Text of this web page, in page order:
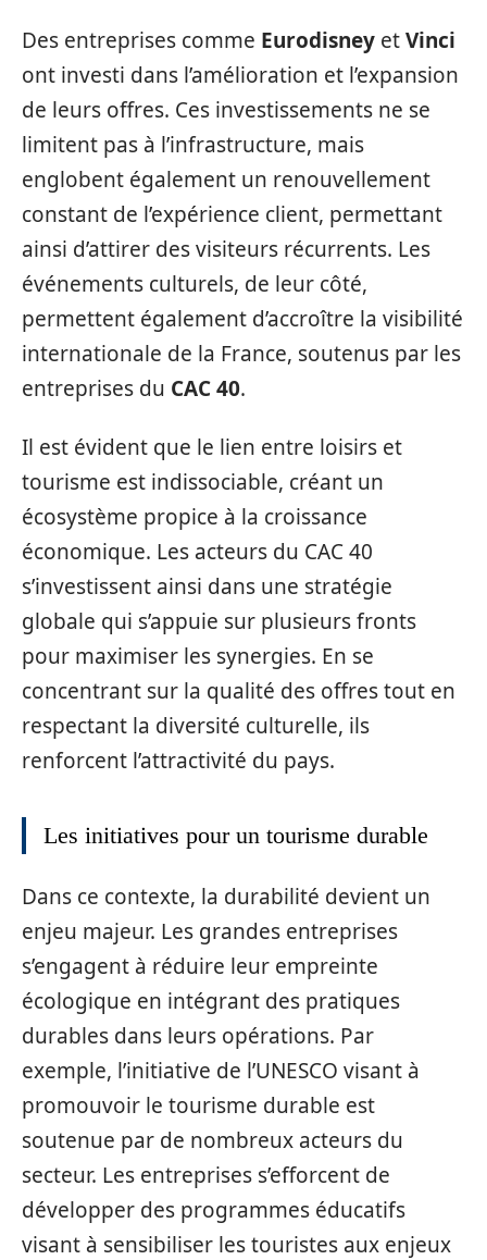
Des entreprises comme Eurodisney etVinci
ont investi dans l’amélioration et l’expansion
de leurs offres. Ces investissements ne se
limitent pas à l’infrastructure, mais
englobent également un renouvellement
constant de l’expérience client, permettant
ainsi d’attirer des visiteurs récurrents. Les
événements culturels, de leur côté,
permettent également d’accroître la visibilité
internationale de la France, soutenus par les
entreprises du CAC 40.
Il est évident que le lien entre loisirs et
tourisme est indissociable, créant un
écosystème propice à la croissance
économique. Les acteurs du CAC 40
s’investissent ainsi dans une stratégie
globale qui s’appuie sur plusieurs fronts
pour maximiser les synergies. En se
concentrant sur la qualité des offres tout en
respectant la diversité culturelle, ils
renforcent l’attractivité du pays.
Les initiatives pour un tourisme durable
Dans ce contexte, la durabilité devient un
enjeu majeur. Les grandes entreprises
s’engagent à réduire leur empreinte
écologique en intégrant des pratiques
durables dans leurs opérations. Par
exemple, l’initiative de l’UNESCO visant à
promouvoir le tourisme durable est
soutenue par de nombreux acteurs du
secteur. Les entreprises s’efforcent de
développer des programmes éducatifs
visant à sensibiliser les touristes aux enjeux